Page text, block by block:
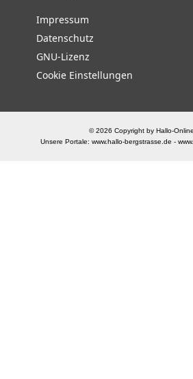
Impressum
Datenschutz
GNU-Lizenz
Cookie Einstellungen
© 2026 Copyright by Hallo-
Unsere Portale:www.hallo-bergstrasse.de -